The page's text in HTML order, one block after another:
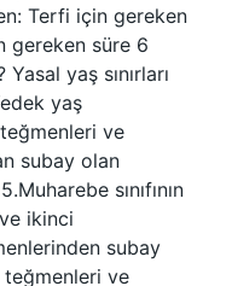
Terfi için gereken
gereken süre 6
yaş sınırları
yaş
teğmenleri ve
subay olan
sınıfının
ikinci
subay
teğmenleri ve